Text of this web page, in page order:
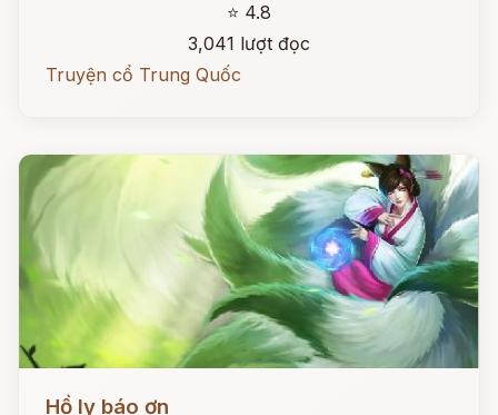
⭐ 4.8
3,041 lượt đọc
Truyện cổ Trung Quốc
Đọc ngay
Hồ ly báo ơn